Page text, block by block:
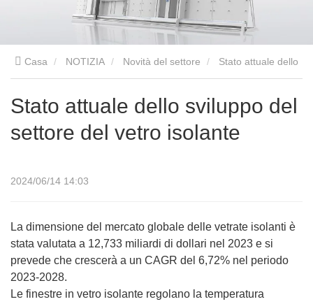
Casa NOTIZIA Novità del settore
Stato attuale dello sviluppo del
settore del vetro isolante
2024/06/14 14:03
La dimensione del mercato globale delle vetrate isolanti è
stata valutata a 12,733 miliardi di dollari nel 2023 e si
prevede che crescerà a un CAGR del 6,72% nel periodo
2023-2028.
Le finestre in vetro isolante regolano la temperatura